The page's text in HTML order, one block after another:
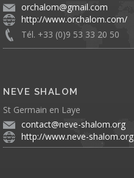
orchalom@gmail.com
http://www.orchalom.com/
Tél. +33 (0)9 53 33 20 50
NEVE SHALOM
St Germain en Laye
contact@neve-shalom.org
http://www.neve-shalom.org